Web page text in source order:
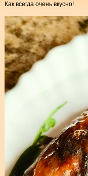
Как всегда очень вкусно!